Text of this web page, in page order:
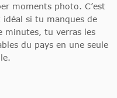
moments photo. C’est
si tu manques de
minutes, tu verras les
du pays en une seule